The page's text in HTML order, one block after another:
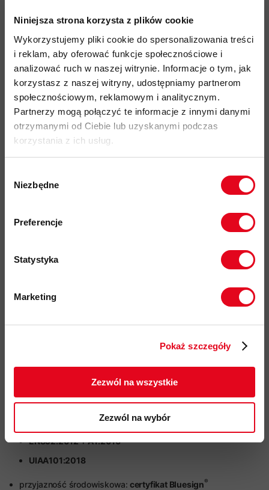
Niniejsza strona korzysta z plików cookie
Wykorzystujemy pliki cookie do spersonalizowania treści
i reklam, aby oferować funkcje społecznościowe i
analizować ruch w naszej witrynie. Informacje o tym, jak
korzystasz z naszej witryny, udostępniamy partnerom
społecznościowym, reklamowym i analitycznym.
Partnerzy mogą połączyć te informacje z innymi danymi
otrzymanymi od Ciebie lub uzyskanymi podczas
korzystania z ich usług.
zgody
Niezbędne
Preferencje
Statystyka
Marketing
Pokaż szczegóły
Zezwól na wszystkie
Zezwól na wybór
liczba odpadnięć UIAA (liny połówkowa przy 55 kg):
9-10
liczba odpadnięć UIAA (liny bliźniacza przy 80 kg):
>20
siła uderzenia:
lina połówkowa 6,2 kN
odporność na chłonięcie wody test UIAA:
wydłużenie statyczne UIAA przy 55 kg lina połówkowa:
wydłużenie statyczne UIAA przy 80 kg lina bliźniacza:
4,2 %
proporcja oplotu do rdzenia:
42%
EN892:2012 + A1:2016
UIAA101:2018
przyjazność środowiskowa: certyfikat Bluesign®
odbierz
zgodnie z Polityką prywatności.